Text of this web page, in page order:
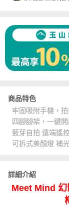
商品特色
牢固吸附手機，
四腳腳架，一鍵
藍芽自拍 遠端遙
可拆式美顏燈 補
詳細介紹
Meet Mind